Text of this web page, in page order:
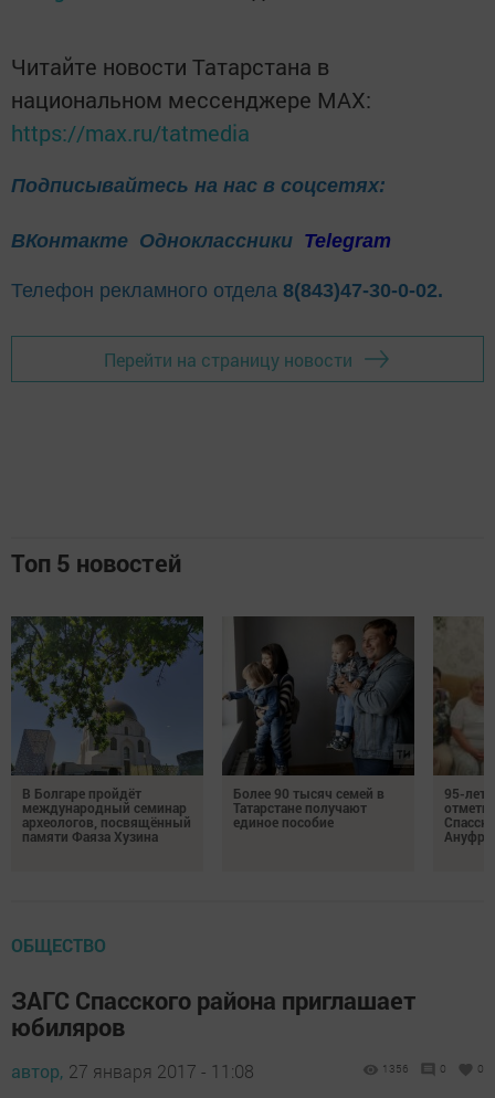
Читайте новости Татарстана в
национальном мессенджере MАХ:
https://max.ru/tatmedia
Подписывайтесь на нас в соцсетях:
ВКонтакте Одноклассники Telegram
Телефон рекламного отдела 8(843)47-30-0-02.
Перейти на страницу новости
Топ 5 новостей
В Болгаре пройдёт
международный семинар
археологов, посвящённый
памяти Фаяза Хузина
Более 90 тысяч семей в
Татарстане получают
единое пособие
95-
ОБЩЕСТВО
ЗАГС Спасского района приглашает
юбиляров
автор, 27 января 2017 - 11:08 1356 0 0